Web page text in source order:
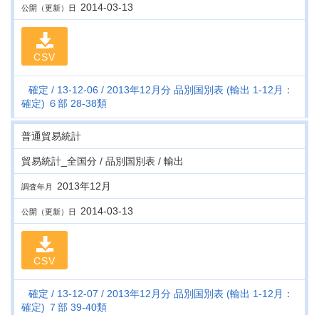
公開（更新）日 2014-03-13
CSV
確定 13-12-06
2013年12月分 品別国別表 (輸出 1-12月：
確定) ６部 28-38類
普通貿易統計
貿易統計_全国分 / 品別国別表 / 輸出
調査年月 2013年12月
公開（更新）日 2014-03-13
CSV
確定 13-12-07
2013年12月分 品別国別表 (輸出 1-12月：
確定) ７部 39-40類